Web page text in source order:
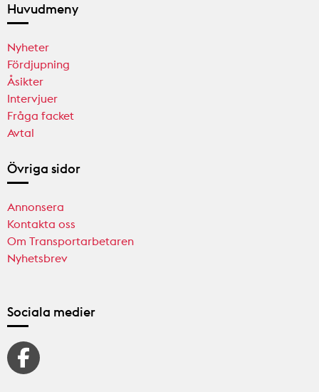
Huvudmeny
Nyheter
Fördjupning
Åsikter
Intervjuer
Fråga facket
Avtal
Övriga sidor
Annonsera
Kontakta oss
Om Transportarbetaren
Nyhetsbrev
Sociala medier